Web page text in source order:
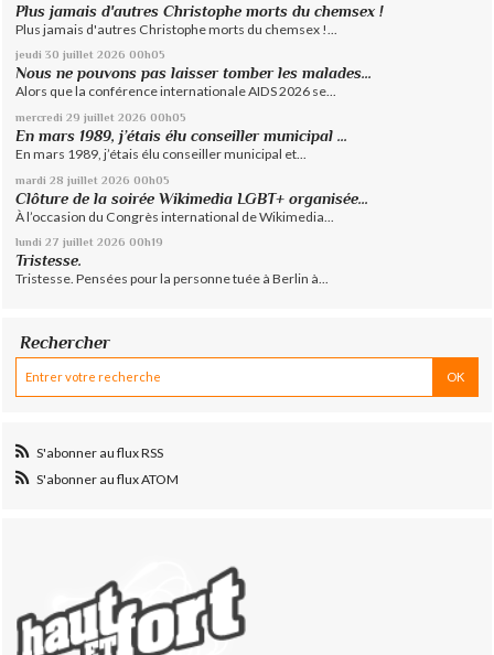
Plus jamais d'autres Christophe morts du chemsex !
Plus jamais d'autres Christophe morts du chemsex !...
jeudi 30 juillet 2026 00h05
Nous ne pouvons pas laisser tomber les malades...
Alors que la conférence internationale AIDS 2026 se...
mercredi 29 juillet 2026 00h05
En mars 1989, j’étais élu conseiller municipal ...
En mars 1989, j’étais élu conseiller municipal et...
mardi 28 juillet 2026 00h05
Clôture de la soirée Wikimedia LGBT+ organisée...
À l’occasion du Congrès international de Wikimedia...
lundi 27 juillet 2026 00h19
Tristesse.
Tristesse. Pensées pour la personne tuée à Berlin à...
Rechercher
S'abonner au flux RSS
S'abonner au flux ATOM